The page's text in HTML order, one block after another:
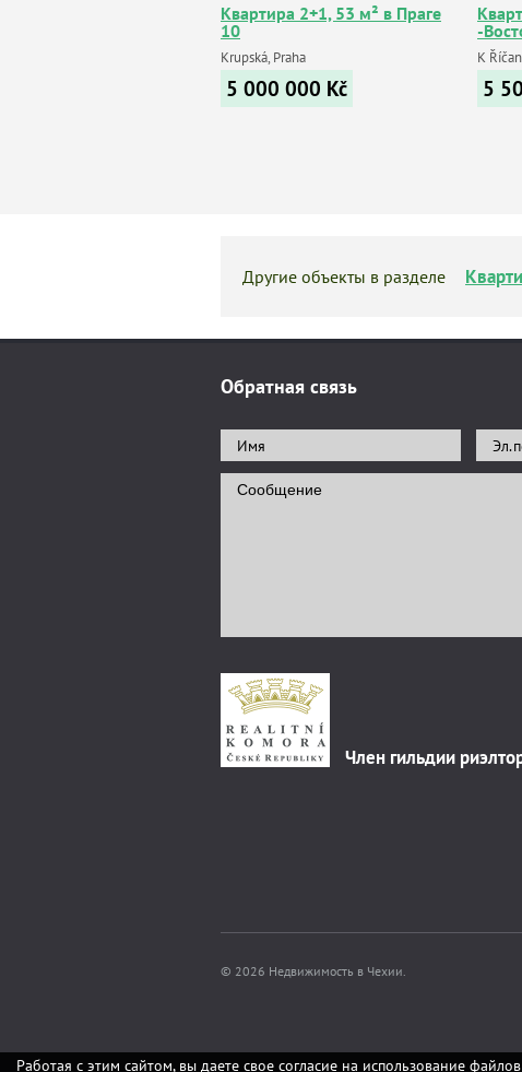
Квартира 2+1, 53 м² в Праге
10
Krupská, Praha
5 000 000 Kč
-
K
5
Другие объекты в разделе
Обратная связь
Член гильдии
© 2026 Недвижимость в Чехии.
Работая с этим сайтом, вы даете свое согласие на использование